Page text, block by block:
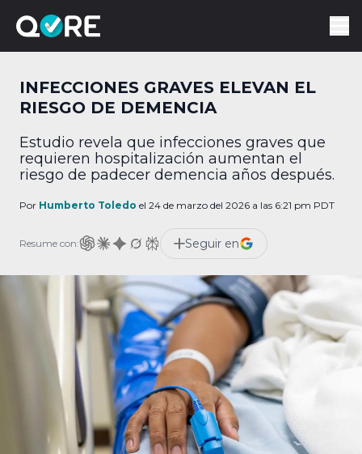
INFECCIONES GRAVES ELEVAN EL
RIESGO DE DEMENCIA
Estudio revela que infecciones graves que
requieren hospitalización aumentan el
riesgo de padecer demencia años después.
Por Humberto Toledo el 24 de marzo del 2026 a las 6:21 pm PDT
Resume con: Seguir en